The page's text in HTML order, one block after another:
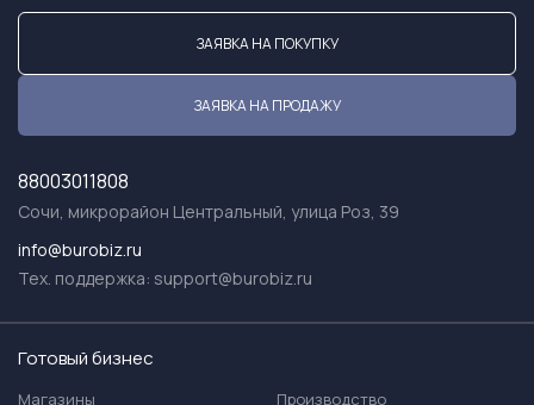
ЗАЯВКА НА ПОКУПКУ
ЗАЯВКА НА ПРОДАЖУ
88003011808
Сочи, микрорайон Центральный, улица Роз, 39
info@burobiz.ru
Тех. поддержка: support@burobiz.ru
Готовый бизнес
Магазины
Производство